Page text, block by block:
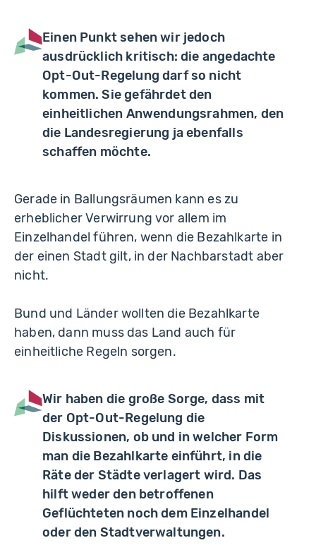
Einen Punkt sehen wir jedoch
ausdrücklich kritisch: die angedachte
Opt-Out-Regelung darf so nicht
kommen. Sie gefährdet den
einheitlichen Anwendungsrahmen, den
die Landesregierung ja ebenfalls
schaffen möchte.
Gerade in Ballungsräumen kann es zu
erheblicher Verwirrung vor allem im
Einzelhandel führen, wenn die Bezahlkarte in
der einen Stadt gilt, in der Nachbarstadt aber
nicht.
Bund und Länder wollten die Bezahlkarte
haben, dann muss das Land auch für
einheitliche Regeln sorgen.
Wir haben die große Sorge, dass mit
der Opt-Out-Regelung die
Diskussionen, ob und in welcher Form
man die Bezahlkarte einführt, in die
Räte der Städte verlagert wird. Das
hilft weder den betroffenen
Geflüchteten noch dem Einzelhandel
oder den Stadtverwaltungen.